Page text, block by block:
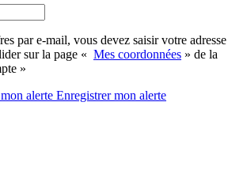
par e-mail, vous devez saisir votre adresse
sur la page « Mes coordonnées » de la
»
alerte Enregistrermon alerte